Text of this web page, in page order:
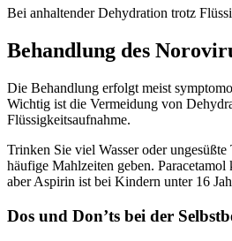
Bei anhaltender Dehydration trotz
Behandlung des
Die Behandlung erfolgt meist
Wichtig ist die Vermeidung von
Flüssigkeitsaufnahme.
Trinken Sie viel Wasser oder
häufige Mahlzeiten geben. Paracetamol
aber Aspirin ist bei Kindern unter 16
Dos und Don’ts bei der